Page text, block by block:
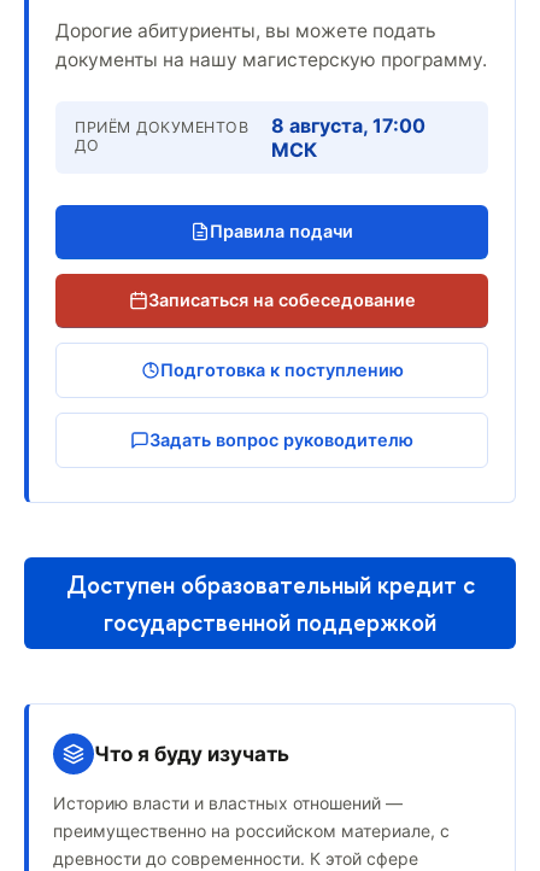
Дорогие абитуриенты, вы можете подать
документы на нашу магистерскую программу.
ПРИЁМ ДОКУМЕНТОВ
ДО
8 августа, 17:00
МСК
Правила подачи
Записаться на собеседование
Подготовка к поступлению
Задать вопрос руководителю
Доступен образовательный кредит с
государственной поддержкой
Что я буду изучать
Историю власти и властных отношений —
преимущественно на российском материале, с
древности до современности. К этой сфере